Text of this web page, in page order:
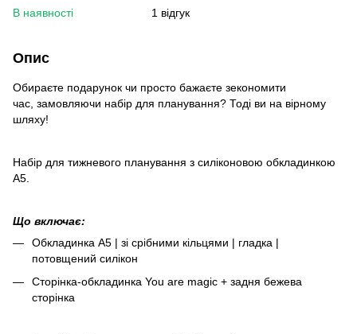
В наявності 1 відгук
Опис
Обираєте подарунок чи просто бажаєте зекономити
час, замовляючи набір для планування? Тоді ви на вірному
шляху!
Набір для тижневого планування з силіконовою обкладинкою
А5.
Що включає:
Обкладинка А5 | зі срібними кільцями | гладка |
потовщений силікон
Сторінка-обкладинка You are magic + задня бежева
сторінка